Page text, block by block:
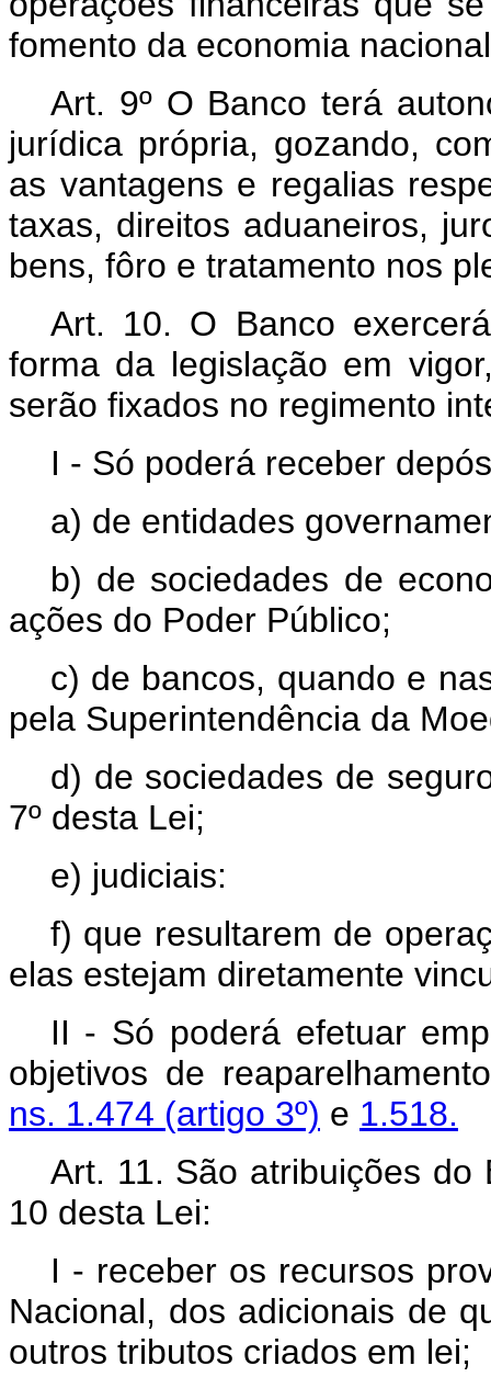
fomento da economia
Art. 9º O Banco terá
jurídica própria, gozando,
as vantagens e regalias
taxas, direitos aduaneiros,
bens, fôro e tratamento nos
Art. 10. O Banco
forma da legislação em
serão fixados no regimento
I - Só poderá receber
a) de entidades
b) de sociedades de
ações do Poder Público;
c) de bancos, quando e
pela Superintendência da
d) de sociedades de
7º desta Lei;
e) judiciais:
f) que resultarem de
elas estejam diretamente
II - Só poderá efetuar
objetivos de
ns. 1.474 (artigo 3º) e 1.518.
Art. 11. São atribuições
10 desta Lei:
I - receber os recursos
Nacional, dos adicionais de
outros tributos criados em lei;